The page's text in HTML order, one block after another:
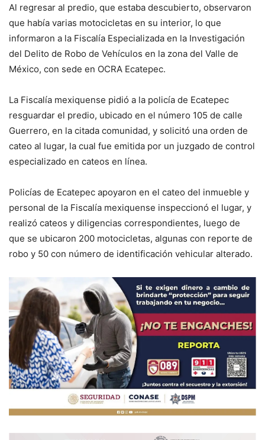
Al regresar al predio, que estaba descubierto, observaron
que había varias motocicletas en su interior, lo que
informaron a la Fiscalía Especializada en la Investigación
del Delito de Robo de Vehículos en la zona del Valle de
México, con sede en OCRA Ecatepec.
La Fiscalía mexiquense pidió a la policía de Ecatepec
resguardar el predio, ubicado en el número 105 de calle
Guerrero, en la citada comunidad, y solicitó una orden de
cateo al lugar, la cual fue emitida por un juzgado de control
especializado en cateos en línea.
Policías de Ecatepec apoyaron en el cateo del inmueble y
personal de la Fiscalía mexiquense inspeccionó el lugar, y
realizó cateos y diligencias correspondientes, luego de
que se ubicaron 200 motocicletas, algunas con reporte de
robo y 50 con número de identificación vehicular alterado.